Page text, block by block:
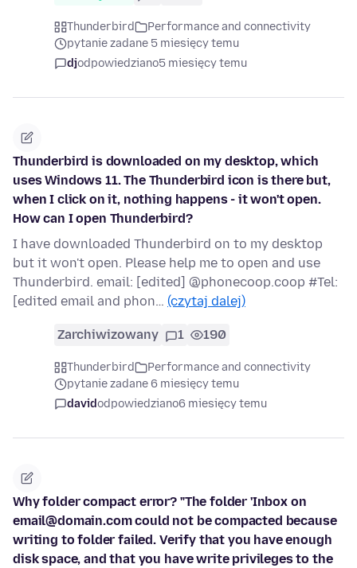
Thunderbird
Performance and connectivity
pytanie zadane 5 miesięcy temu
djodpowiedziano5 miesięcy temu
Thunderbird is downloaded on my desktop, which
uses Windows 11. The Thunderbird icon is there but,
when I click on it, nothing happens - it won't open.
How can I open Thunderbird?
I have downloaded Thunderbird on to my desktop
but it won't open. Please help me to open and use
Thunderbird. email: [edited] @phonecoop.coop #Tel:
[edited email and phon… (czytaj dalej)
Zarchiwizowany 1 190
Thunderbird
Performance and connectivity
pytanie zadane 6 miesięcy temu
davidodpowiedziano6 miesięcy temu
Why folder compact error? "The folder 'Inbox on
email@domain.com could not be compacted because
writing to folder failed. Verify that you have enough
disk space, and that you have write privileges to the